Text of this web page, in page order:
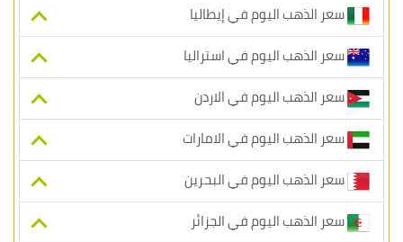
سعر الذهب اليوم في إيطاليا
سعر الذهب اليوم في استراليا
سعر الذهب اليوم في الاردن
سعر الذهب اليوم في الامارات
سعر الذهب اليوم في البحرين
سعر الذهب اليوم في الجزائر